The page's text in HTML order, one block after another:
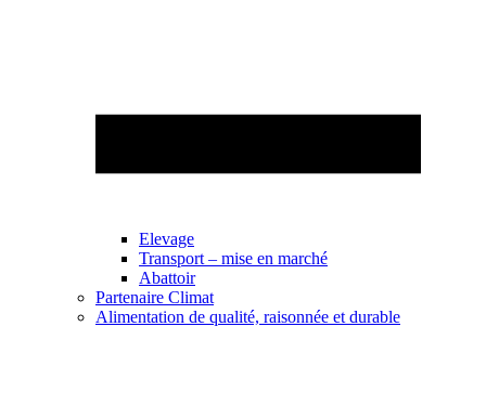
Elevage
Transport – mise en marché
Abattoir
Partenaire Climat
Alimentation de qualité, raisonnée et durable